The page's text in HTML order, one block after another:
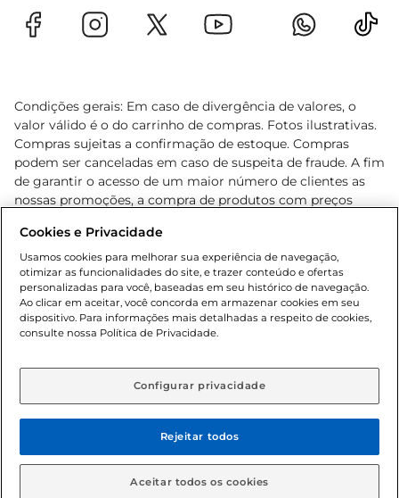
Condições gerais: Em caso de divergência de valores, o
valor válido é o do carrinho de compras. Fotos ilustrativas.
Compras sujeitas a confirmação de estoque. Compras
podem ser canceladas em caso de suspeita de fraude. A fim
de garantir o acesso de um maior número de clientes as
nossas promoções, a compra de produtos com preços
cliente. Os preços, ofertas e condições são exclusivos para
o e-commerce e válidos durante o dia de hoje, podendo
sofrer alterações sem prévia notificação. Proibida a venda
de bebidas alcoólicas para menores de 18 anos, conforme
Lei n.º 8069/90, art. 81, inciso II (Estatuto da Criança e do
Adolescente). Preços e condições exclusivos para o
aviso prévio. O valor mínimo para as compras on-line é de
© 2026 Copyright. Todos os direitos
reservados Gbarbosa.
Cookies e Privacidade
Usamos cookies para melhorar sua experiência de navegação,
otimizar as funcionalidades do site, e trazer conteúdo e ofertas
personalizadas para você, baseadas em seu histórico de navegação.
Ao clicar em aceitar, você concorda em armazenar cookies em seu
dispositivo. Para informações mais detalhadas a respeito de cookies,
consulte nossa Política de Privacidade.
Configurar privacidade
Rejeitar todos
Aceitar todos os cookies